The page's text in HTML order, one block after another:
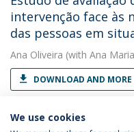
intervenção face às
das pessoas em
Ana Oliveira (with Ana
DOWNLOAD AND MORE
We use cookies